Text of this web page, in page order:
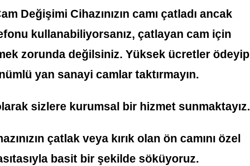
Değişimi Cihazınızın camı çatladı ancak
kullanabiliyorsanız, çatlayan cam için
zorunda değilsiniz. Yüksek ücretler ödeyip
yan sanayi camlar taktırmayın.
sizlere kurumsal bir hizmet sunmaktayız.
çatlak veya kırık olan ön camını özel
basit bir şekilde söküyoruz.